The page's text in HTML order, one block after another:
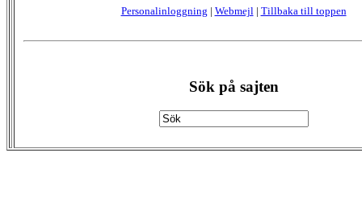
Personalinloggning | Webmejl | Tillbaka till toppen
Sök på sajten